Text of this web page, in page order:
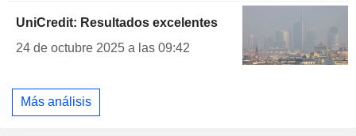
UniCredit: Resultados excelentes
24 de octubre 2025 a las 09:42
Más análisis